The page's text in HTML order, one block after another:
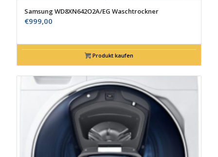
Samsung WD8XN642O2A/EG Waschtrockner
€999,00
Produkt kaufen